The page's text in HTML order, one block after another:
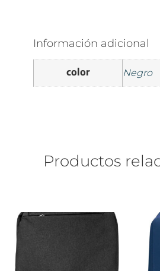
Información adicional
color Negro
Productos